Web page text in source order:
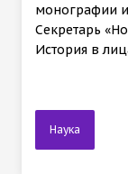
монографии
Секретарь
История в
Наука